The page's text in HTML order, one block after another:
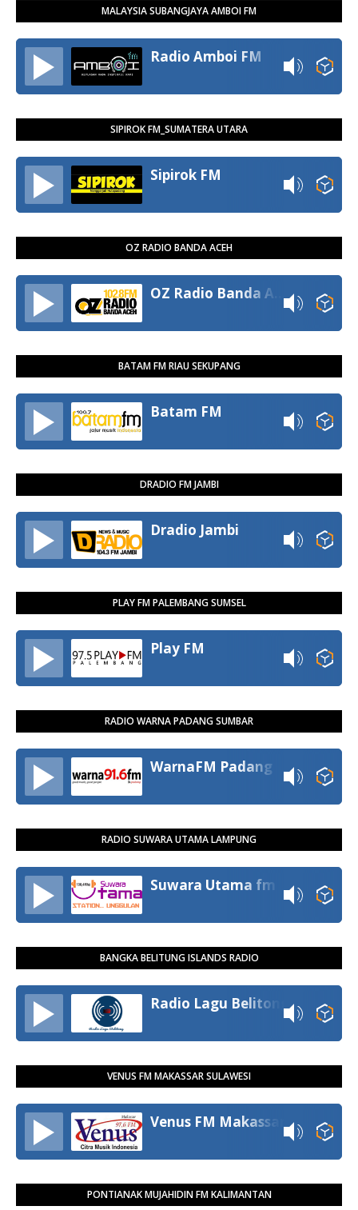
MALAYSIA SUBANGJAYA AMBOI FM
Radio Amboi FM
SIPIROK FM_SUMATERA UTARA
Sipirok FM
OZ RADIO BANDA ACEH
BATAM FM RIAU SEKUPANG
Batam FM
DRADIO FM JAMBI
Dradio Jambi
PLAY FM PALEMBANG SUMSEL
Play FM
RADIO WARNA PADANG SUMBAR
WarnaFM Padang
RADIO SUWARA UTAMA LAMPUNG
Suwara Utama fm
BANGKA BELITUNG ISLANDS RADIO
Radio Lagu Belitong
VENUS FM MAKASSAR SULAWESI
Venus FM Makassar
PONTIANAK MUJAHIDIN FM KALIMANTAN